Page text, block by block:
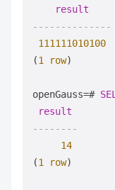
result
--------------
111111010100
(1 row)
openGauss=#
result
--------
14
(1 row)